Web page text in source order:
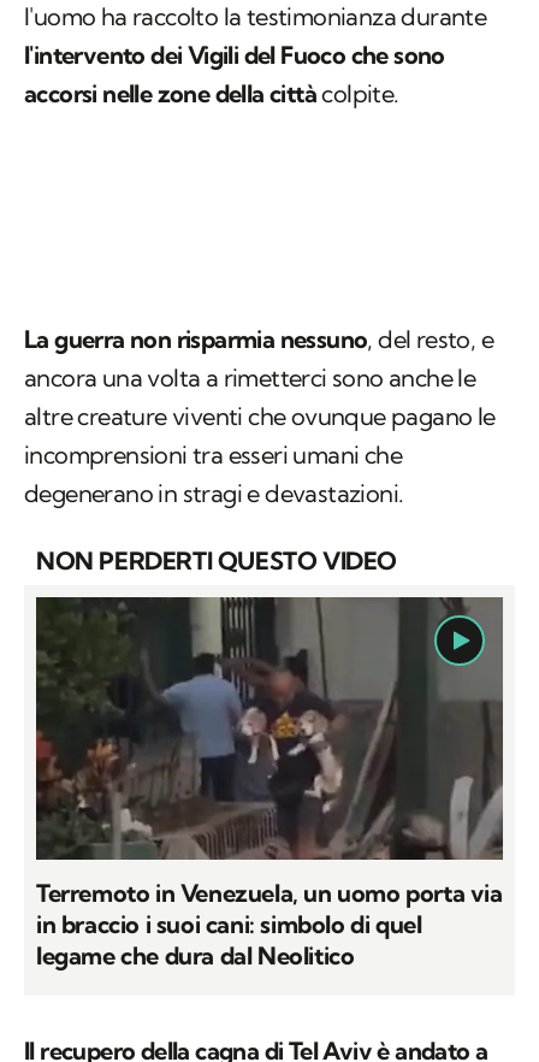
l'uomo ha raccolto la testimonianza durante
l'intervento dei Vigili del Fuoco che sono
accorsi nelle zone della cittàcolpite.
La guerra non risparmia nessuno, del resto, e
ancora una volta a rimetterci sono anche le
altre creature viventi che ovunque pagano le
incomprensioni tra esseri umani che
degenerano in stragi e devastazioni.
NON PERDERTI QUESTO VIDEO
Terremoto in Venezuela, un uomo porta via
in braccio i suoi cani: simbolo di quel
legame che dura dal Neolitico
Il recupero della cagna di Tel Aviv è andato a